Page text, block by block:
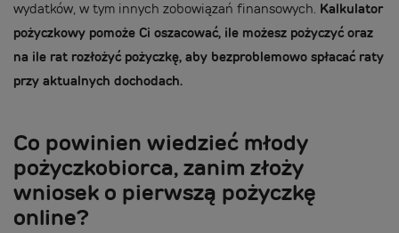
wydatków, w tym innych zobowiązań finansowych. Kalkulator
pożyczkowy pomoże Ci oszacować, ile możesz pożyczyć oraz
na ile rat rozłożyć pożyczkę, aby bezproblemowo spłacać raty
przy aktualnych dochodach.
Co powinien wiedzieć młody
pożyczkobiorca, zanim złoży
wniosek o pierwszą pożyczkę
online?